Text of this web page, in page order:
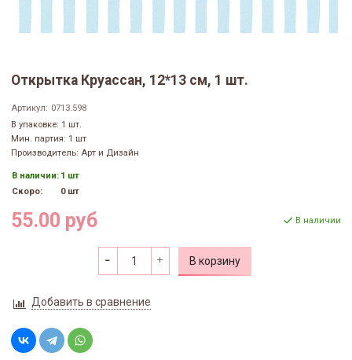
Открытка Круассан, 12*13 см, 1 шт.
Артикул: 0713.598
В упаковке: 1 шт.
Мин. партия: 1 шт
Производитель: Арт и Дизайн
В наличии: 1 шт
Скоро:
0 шт
55.00 руб В наличии
В корзину
Добавить в сравнение